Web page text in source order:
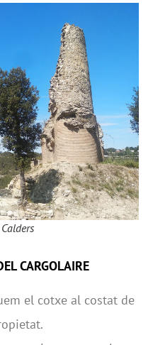
CARGOLAIRE
el cotxe al costat de